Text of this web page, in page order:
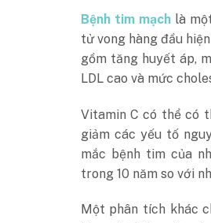
Bệnh tim mạchlà
tử vong hàng đầu
gồm tăng huyết áp,
LDL cao và mức
Vitamin C có thể có
giảm các yếu tố
mắc bệnh tim của
trong 10 năm so với
Một phân tích khác